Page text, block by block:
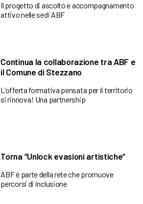
Il progetto di ascolto e accompagnamento
attivo nelle sedi ABF
Continua la collaborazione tra ABF e
il Comune di Stezzano
L’offerta formativa pensata per il territorio
si rinnova! Una partnership
Torna “Unlock evasioni artistiche”
ABF è parte della rete che promuove
percorsi di inclusione